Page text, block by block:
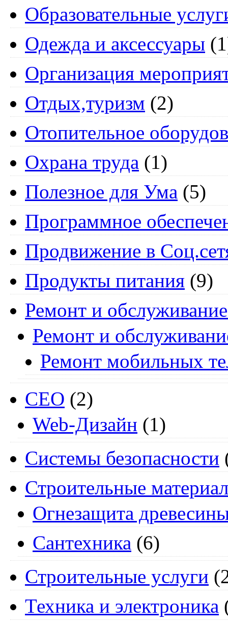
Образовательные
Одежда и аксессуары
Организация
Отдых,туризм (2)
Отопительное
Охрана труда (1)
Полезное для Ума (5)
Программное
Продвижение в
Продукты питания (9)
Ремонт и
Ремонт и
Ремонт мобильных
СЕО (2)
Web-Дизайн (1)
Системы безопасности
Строительные
Огнезащита
Сантехника (6)
Строительные услуги
Техника и электроника